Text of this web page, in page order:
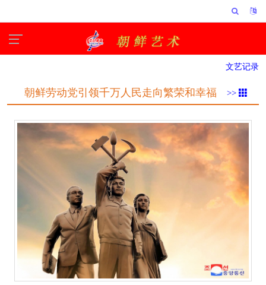
文艺记录
朝鲜劳动党引领千万人民走向繁荣和幸福 >>